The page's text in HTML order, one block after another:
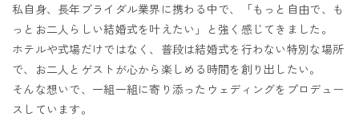
私自身、長年ブライダル業界に携わる中で、「もっと自由で、も
っとお二人らしい結婚式を叶えたい」と強く感じてきました。
ホテルや式場だけではなく、普段は結婚式を行わない特別な場所
で、お二人とゲストが心から楽しめる時間を創り出したい。
そんな想いで、一組一組に寄り添ったウェディングをプロデュー
スしています。